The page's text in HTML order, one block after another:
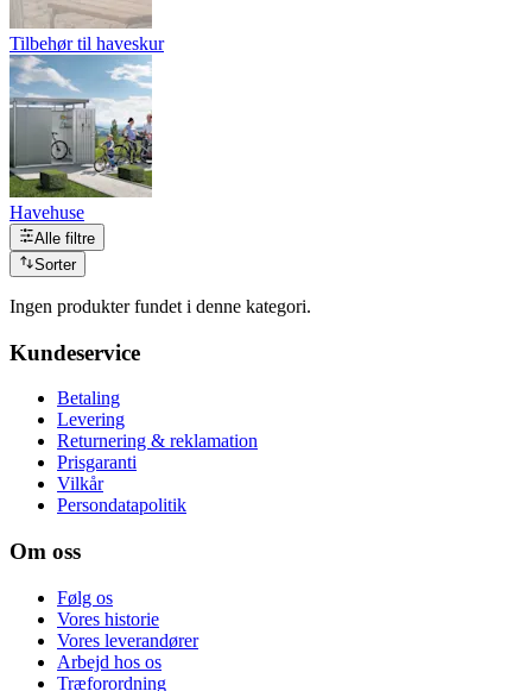
Tilbehør til haveskur
Havehuse
Alle filtre
Sorter
Ingen produkter fundet i denne kategori.
Kundeservice
Betaling
Levering
Returnering & reklamation
Prisgaranti
Vilkår
Persondatapolitik
Om oss
Følg os
Vores historie
Vores leverandører
Arbejd hos os
Træforordning